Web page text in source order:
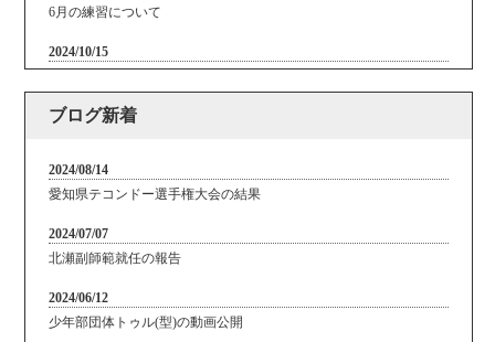
6月の練習について
2024/10/15
2024/07/17
2024/06/13
6/30(日)の練習について
2024/03/04
3月の練習日追加について
2024/01/29
２月の練習日追加（自主練）について
ブログ新着
2024/08/14
愛知県テコンドー選手権大会の結果
2024/07/07
北瀬副師範就任の報告
2024/06/12
少年部団体トゥル(型)の動画公開